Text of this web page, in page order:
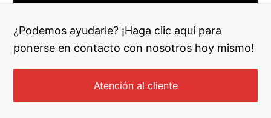
¿Podemos ayudarle? ¡Haga clic aquí para
ponerse en contacto con nosotros hoy mismo!
Atención al cliente